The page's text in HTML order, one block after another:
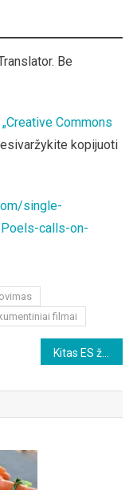
Be
„Creative Commons
kopijuoti
single-
calls-on-
filmai